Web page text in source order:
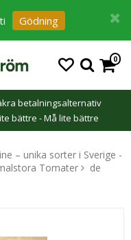
Gödning
0
betalningsalternativ
bättre - Må lite bättre
– unika sorter i Sverige -
Tomater
de